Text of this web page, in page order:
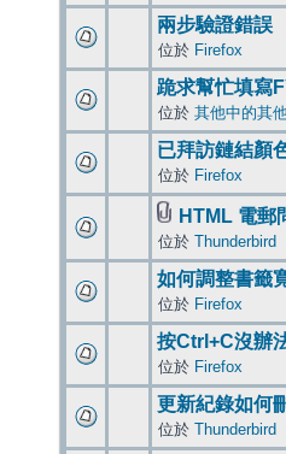
兩步驗證錯誤
位於 Firefox
跪求幫忙填寫
位於 其他中的其
已拜訪鏈結顏
位於 Firefox
HTML 電郵
位於 Thunderbird
如何調整書籤
位於 Firefox
按Ctrl+C沒辦
位於 Firefox
更新紀錄如何
位於 Thunderbird